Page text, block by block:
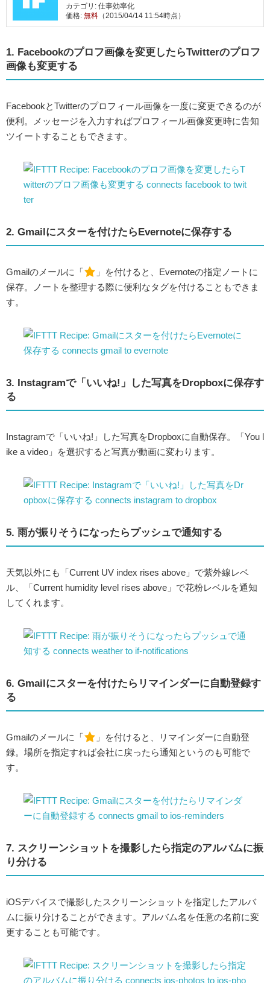
カテゴリ: 仕事効率化
価格: 無料 （2015/04/14 11:54時点）
1. Facebookのプロフ画像を変更したらTwitterのプロフ
画像も変更する
FacebookとTwitterのプロフィール画像を一度に変更できるのが
便利。メッセージを入力すればプロフィール画像変更時に告知
ツイートすることもできます。
2. Gmailにスターを付けたらEvernoteに保存する
Gmailのメールに「
」を付けると、Evernoteの指定ノートに
保存。ノートを整理する際に便利なタグを付けることもできま
す。
3. Instagramで「いいね!」した写真をDropboxに保存す
る
Instagramで「いいね!」した写真をDropboxに自動保存。「You l
ike a video」を選択すると写真が動画に変わります。
5. 雨が振りそうになったらプッシュで通知する
天気以外にも「Current UV index rises above」で紫外線レベ
ル、「Current humidity level rises above」で花粉レベルを通知
してくれます。
6. Gmailにスターを付けたらリマインダーに自動登録す
る
Gmailのメールに「
」を付けると、リマインダーに自動登
録。場所を指定すれば会社に戻ったら通知というのも可能で
す。
7. スクリーンショットを撮影したら指定のアルバムに振
り分ける
iOSデバイスで撮影したスクリーンショットを指定したアルバ
ムに振り分けることができます。アルバム名を任意の名前に変
更することも可能です。